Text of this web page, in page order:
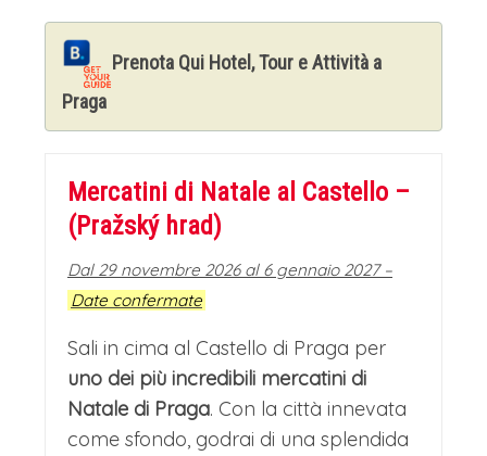
Prenota Qui Hotel, Tour e Attività a
Praga
Mercatini di Natale al Castello –
(Pražský hrad)
Dal 29 novembre 2026 al 6 gennaio 2027 –
Date confermate
Sali in cima al Castello di Praga per
uno dei più incredibili mercatini di
Natale di Praga. Con la città innevata
come sfondo, godrai di una splendida